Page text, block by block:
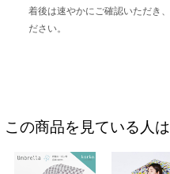
着後は速やかにご確認いただき
ださい。
この商品を見ている人